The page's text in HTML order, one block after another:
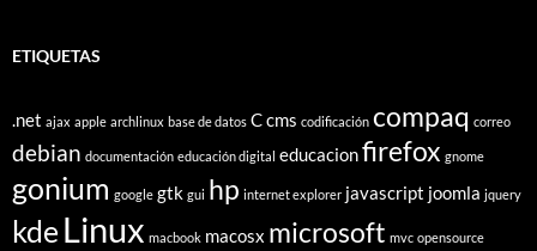
ETIQUETAS
.net ajax apple archlinux base de datos Ccms codificación compaq correo
debian documentación educación digital educacionfirefox gnome
gonium google gtk gui hp internet explorer javascript joomla jquery
kde Linux macbook macosx microsoft mvc opensource